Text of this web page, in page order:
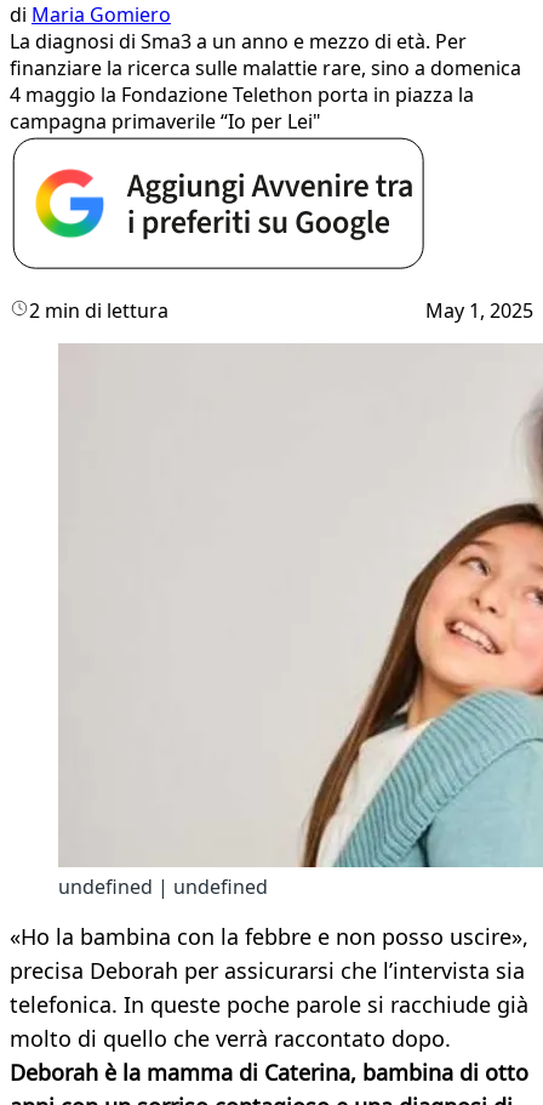
di Maria Gomiero
La diagnosi di Sma3 a un anno e mezzo di età. Per
finanziare la ricerca sulle malattie rare, sino a domenica
4 maggio la Fondazione Telethon porta in piazza la
campagna primaverile “Io per Lei"
2 min di lettura May 1, 2025
undefined | undefined
«Ho la bambina con la febbre e non posso uscire»,
precisa Deborah per assicurarsi che l’intervista sia
telefonica. In queste poche parole si racchiude già
molto di quello che verrà raccontato dopo.
Deborah è la mamma di Caterina, bambina di otto